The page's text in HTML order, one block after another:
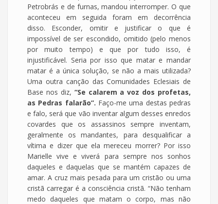
Petrobrás e de furnas, mandou interromper. O que
aconteceu em seguida foram em decorrência
disso. Esconder, omitir e justificar o que é
impossível de ser escondido, omitido (pelo menos
por muito tempo) e que por tudo isso, é
injustificável. Seria por isso que matar e mandar
matar é a única solução, se não a mais utilizada?
Uma outra canção das Comunidades Eclesiais de
Base nos diz, “Se calarem a voz dos profetas,
as Pedras falarão”. Faço-me uma destas pedras
e falo, será que vão inventar algum desses enredos
covardes que os assassinos sempre inventam,
geralmente os mandantes, para desqualificar a
vítima e dizer que ela mereceu morrer? Por isso
Marielle vive e viverá para sempre nos sonhos
daqueles e daquelas que se mantém capazes de
amar. A cruz mais pesada para um cristão ou uma
cristã carregar é a consciência cristã. “Não tenham
medo daqueles que matam o corpo, mas não